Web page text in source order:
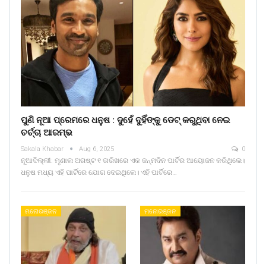
ପୁଣି ନୂଆ ପ୍ରେମରେ ଧନୁଷ : ଦୁହେଁ ଦୁହିଁଙ୍କୁ ଡେଟ୍ କରୁଥିବା ନେଇ
ଚର୍ଚ୍ଚା ଆରମ୍ଭ
Sakala Khabar Aug 6, 2025 0
ନୂଆଦିଲ୍ଲୀ: ମୃଣାଲ ଅଗଷ୍ଟ ୧ ତାରିଖରେ ଏକ ଜନ୍ମଦିନ ପାର୍ଟିର ଆୟୋଜନ କରିଥିଲେ।
ଧନୁଷ ମଧ୍ୟ ଏହି ପାର୍ଟିରେ ଯୋଗ ଦେଇଥିଲେ। ଏହି ପାର୍ଟିରେ…
ମନୋରଞ୍ଜନ ମନୋରଞ୍ଜନ